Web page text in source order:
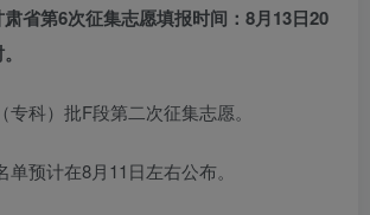
省第6次征集志愿填报时间：8月13日20
科）批F段第二次征集志愿。
预计在8月11日左右公布。